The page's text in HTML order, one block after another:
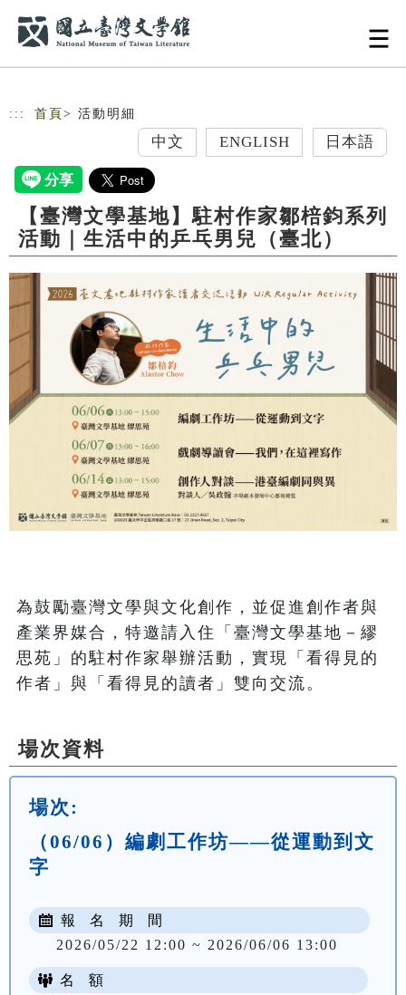
::: 首頁 > 活動明細
中文 ENGLISH 日本語
【臺灣文學基地】駐村作家鄒棓鈞系列
活動｜生活中的乒乓男兒（臺北）
為鼓勵臺灣文學與文化創作，並促進創作者與
產業界媒合，特邀請入住「臺灣文學基地－繆
思苑」的駐村作家舉辦活動，實現「看得見的
作者」與「看得見的讀者」雙向交流。
場次資料
場次:
（06/06）編劇工作坊——從運動到文
字
報 名 期 間
2026/05/22 12:00 ~ 2026/06/06 13:00
名 額